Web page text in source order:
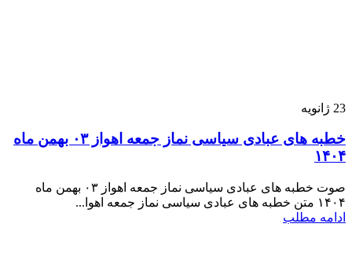
23 ژانویه
خطبه های عبادی سیاسی نماز جمعه اهواز ۰۳ بهمن ماه
۱۴۰۴
صوت خطبه های عبادی سیاسی نماز جمعه اهواز ۰۳ بهمن ماه
۱۴۰۴ متن خطبه های عبادی سیاسی نماز جمعه اهوا...
ادامه مطلب